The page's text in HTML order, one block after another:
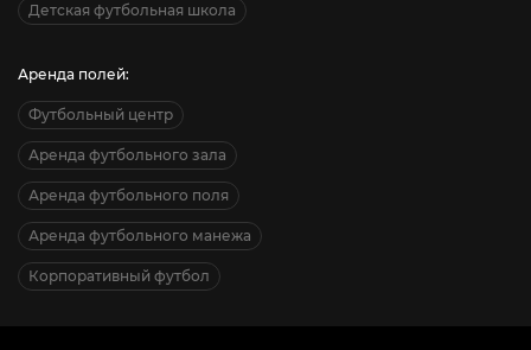
Детская футбольная школа
Аренда полей:
Футбольный центр
Аренда футбольного зала
Аренда футбольного поля
Аренда футбольного манежа
Корпоративный футбол